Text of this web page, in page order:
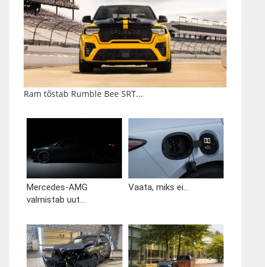
Ram tõstab Rumble Bee SRT...
Mercedes-AMG
valmistab uut...
Vaata, miks ei...